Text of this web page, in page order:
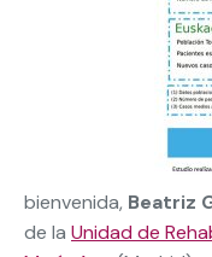
bienvenida, Beatriz
de la Unidad de